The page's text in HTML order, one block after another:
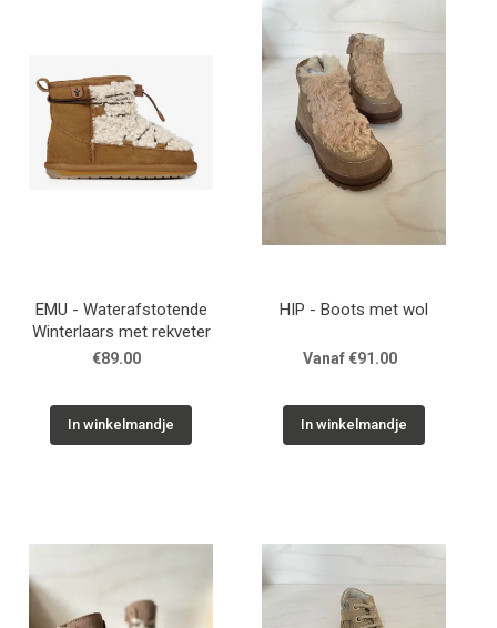
EMU - Waterafstotende
Winterlaars met rekveter
€89.00
In winkelmandje
HIP - Boots met wol
Vanaf €91.00
In winkelmandje